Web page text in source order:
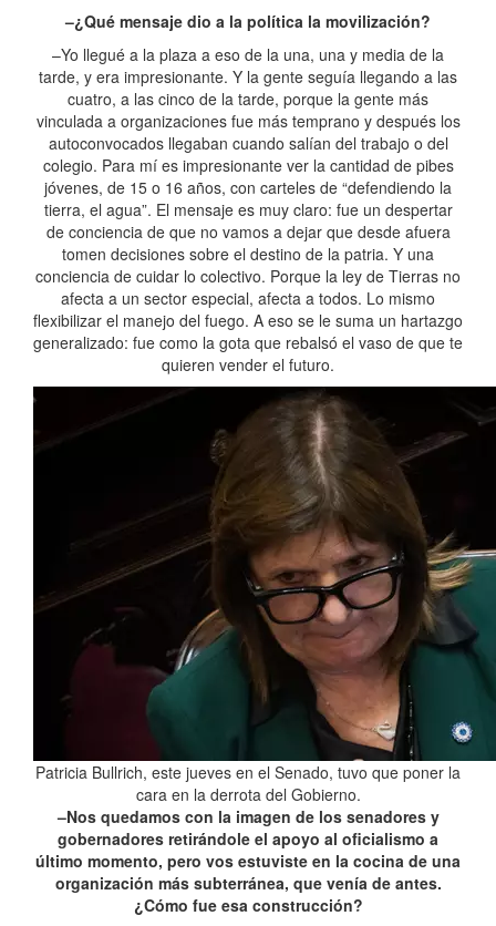
–¿Qué mensaje dio a la política la movilización?
–Yo llegué a la plaza a eso de la una, una y media de la
tarde, y era impresionante. Y la gente seguía llegando a las
cuatro, a las cinco de la tarde, porque la gente más
vinculada a organizaciones fue más temprano y después los
autoconvocados llegaban cuando salían del trabajo o del
colegio. Para mí es impresionante ver la cantidad de pibes
jóvenes, de 15 o 16 años, con carteles de “defendiendo la
tierra, el agua”. El mensaje es muy claro: fue un despertar
de conciencia de que no vamos a dejar que desde afuera
tomen decisiones sobre el destino de la patria. Y una
conciencia de cuidar lo colectivo. Porque la ley de Tierras no
afecta a un sector especial, afecta a todos. Lo mismo
flexibilizar el manejo del fuego. A eso se le suma un hartazgo
generalizado: fue como la gota que rebalsó el vaso de que te
quieren vender el futuro.
Patricia Bullrich, este jueves en el Senado, tuvo que poner la
cara en la derrota del Gobierno.
–Nos quedamos con la imagen de los senadores y
gobernadores retirándole el apoyo al oficialismo a
último momento, pero vos estuviste en la cocina de una
organización más subterránea, que venía de antes.
¿Cómo fue esa construcción?